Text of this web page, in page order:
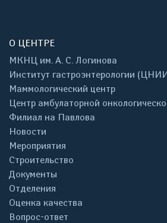
О ЦЕНТРЕ
МКНЦ им. А. С. Логинова
Институт гастроэнтерологии
Маммологический центр
Центр амбулаторной
Филиал на Павлова
Новости
Мероприятия
Строительство
Документы
Отделения
Оценка качества
Вопрос-ответ